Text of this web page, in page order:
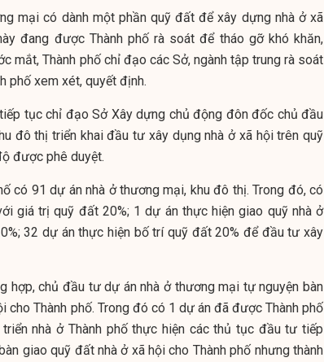
mại có dành một phần quỹ đất để xây dựng nhà ở xã
đang được Thành phố rà soát để tháo gỡ khó khăn,
mắt, Thành phố chỉ đạo các Sở, ngành tập trung rà soát
phố xem xét, quyết định.
tục chỉ đạo Sở Xây dựng chủ động đôn đốc chủ đầu
đô thị triển khai đầu tư xây dụng nhà ở xã hội trên quỹ
được phê duyệt.
có 91 dự án nhà ở thương mại, khu đô thị. Trong đó, có
giá trị quỹ đất 20%; 1 dự án thực hiện giao quỹ nhà ở
32 dự án thực hiện bố trí quỹ đất 20% để đầu tư xây
hợp, chủ đầu tư dự án nhà ở thương mại tự nguyện bàn
cho Thành phố. Trong đó có 1 dự án đã được Thành phố
nhà ở Thành phố thực hiện các thủ tục đầu tư tiếp
giao quỹ đất nhà ở xã hội cho Thành phố nhưng thành